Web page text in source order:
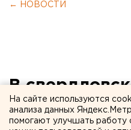
← НОВОСТИ
В
состоялось
кадровое
На сайте используются
анализа данных
помогают улучшать работу